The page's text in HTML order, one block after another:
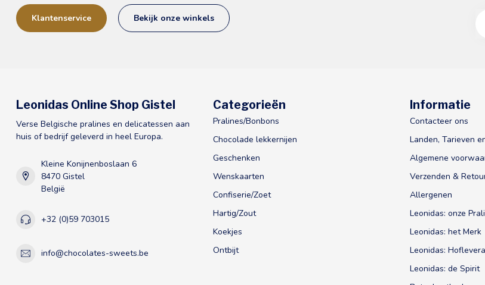
Klantenservice Bekijk onze winkels
Leonidas Online Shop Gistel
Verse Belgische pralines en delicatessen aan
huis of bedrijf geleverd in heel Europa.
Kleine Konijnenboslaan 6
8470 Gistel
België
+32 (0)59 703015
info@chocolates-sweets.be
Categorieën
Pralines/Bonbons
Chocolade lekkernijen
Geschenken
Wenskaarten
Confiserie/Zoet
Hartig/Zout
Koekjes
Ontbijt
Informatie
Contacteer ons
Landen, Tarieven
Algemene
Verzenden &
Allergenen
Leonidas: onze
Leonidas: het Merk
Leonidas:
Leonidas: de Spirit